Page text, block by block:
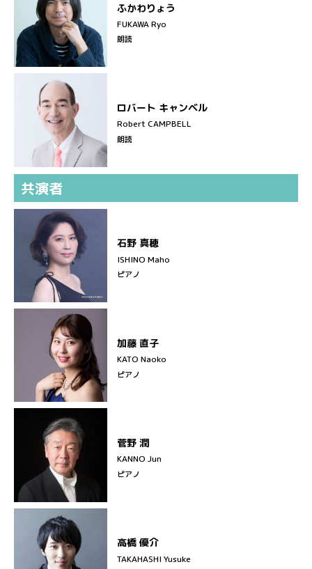
ふかわりょう
FUKAWA Ryo
朗読
ロバート キャンベル
Robert CAMPBELL
朗読
共演者
石野 真穂
ISHINO Maho
ピアノ
加藤 直子
KATO Naoko
ピアノ
菅野 潤
KANNO Jun
ピアノ
高橋 優介
TAKAHASHI Yusuke